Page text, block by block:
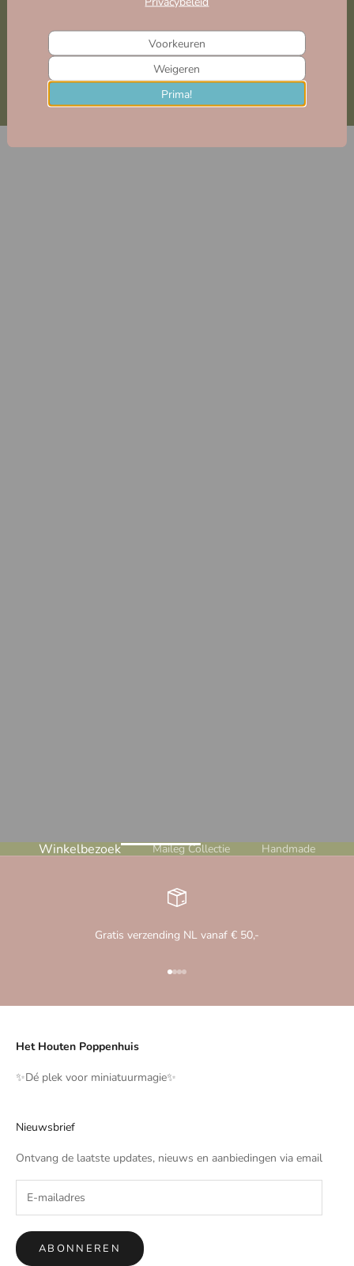
Winkelbezoek Maileg Collectie Handmade
Gratis verzending NL vanaf € 50,-
Naar artikel 1
Naar artikel 2
Naar artikel 3
Naar artikel 4
Het Houten Poppenhuis
✨️Dé plek voor miniatuurmagie✨️
Nieuwsbrief
Ontvang de laatste updates, nieuws en aanbiedingen via email
ABONNEREN